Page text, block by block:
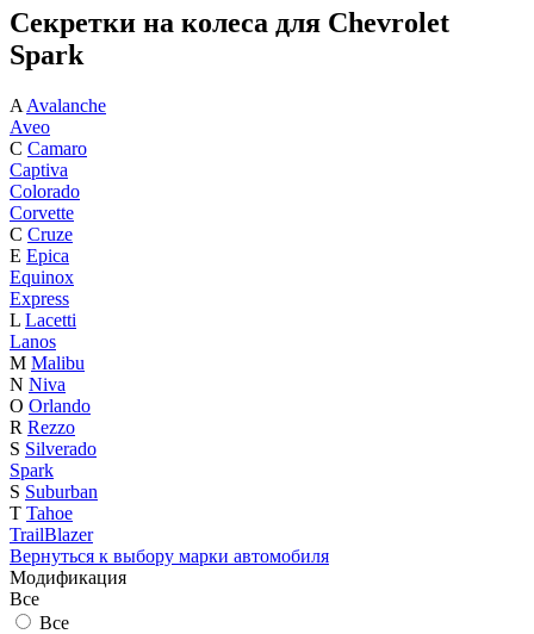
Секретки на колеса для Chevrolet
Spark
A Avalanche
Aveo
C Camaro
Captiva
Colorado
Corvette
C Cruze
E Epica
Equinox
Express
L Lacetti
Lanos
M Malibu
N Niva
O Orlando
R Rezzo
S Silverado
Spark
S Suburban
T Tahoe
TrailBlazer
Вернуться к выбору марки автомобиля
Модификация
Все
Все